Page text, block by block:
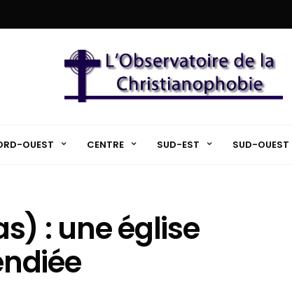
OUEST CENTRE SUD-EST SUD-OUEST
: une église